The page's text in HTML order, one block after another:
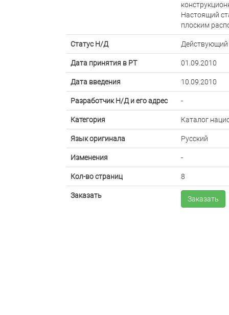
Настоящий
плоским
Статус Н/Д Действующий
Дата принятия в РТ 01.09.2010
Дата введения 10.09.2010
Разработчик Н/Д и его адрес -
Категория Каталог
Язык оригинала Русский
Изменения -
Кол-во страниц 8
Заказать Заказать